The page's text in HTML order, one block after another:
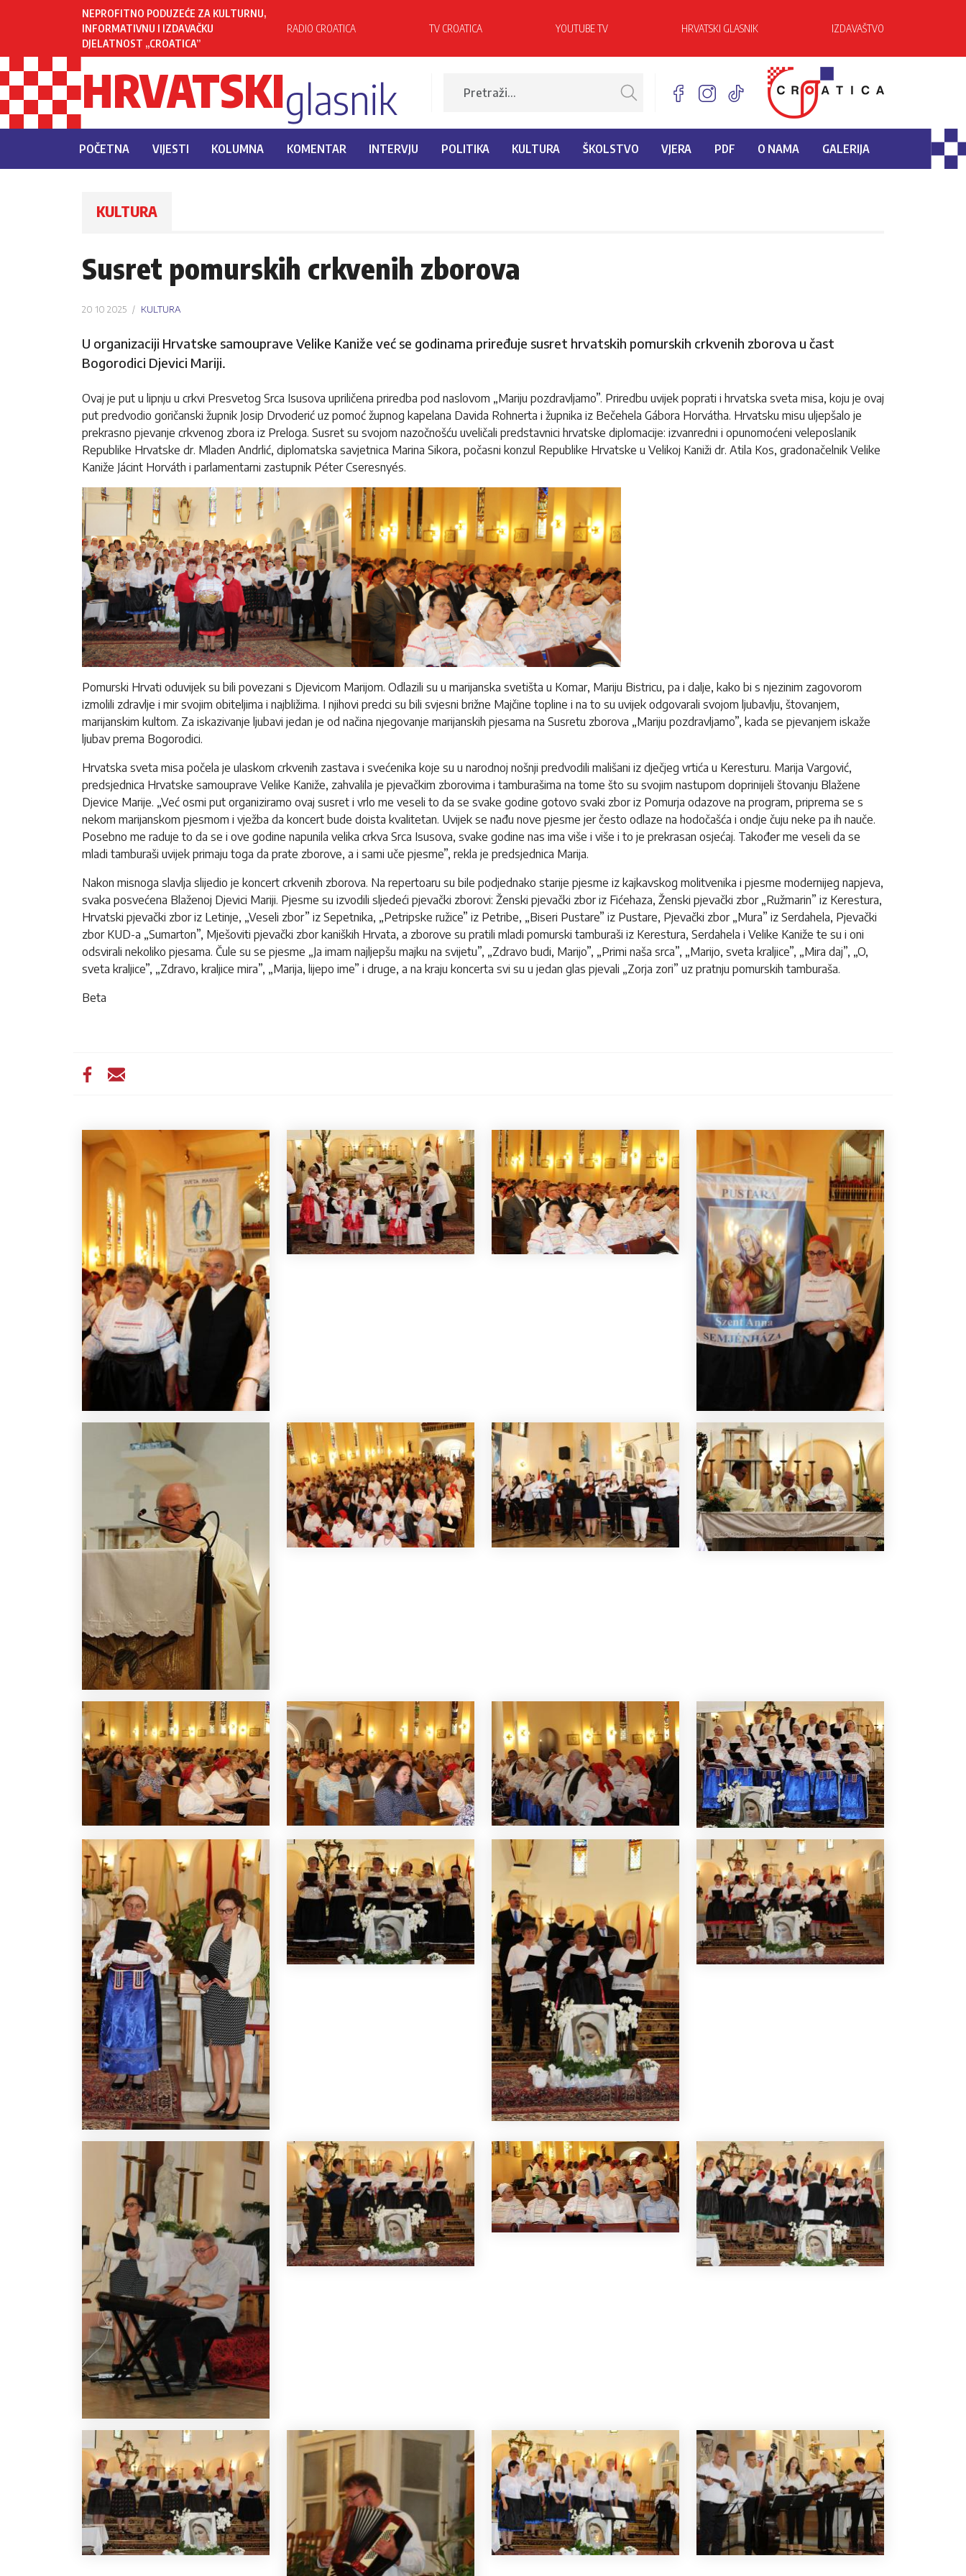
NEPROFITNO PODUZEĆE ZA KULTURNU,
INFORMATIVNU I IZDAVAČKU
DJELATNOST „CROATICA”
RADIO CROATICA TV CROATICA YOUTUBE TV HRVATSKI GLASNIK IZDAVAŠTVO
HRVATSKIglasnik
POČETNA VIJESTI KOLUMNA KOMENTAR INTERVJU POLITIKA KULTURA ŠKOLSTVO VJERA PDF O NAMA GALERIJA
KULTURA
Susret pomurskih crkvenih zborova
20 10 2025 KULTURA
U organizaciji Hrvatske samouprave Velike Kaniže već se godinama priređuje susret hrvatskih pomurskih crkvenih zborova u čast
Bogorodici Djevici Mariji.
Ovaj je put u lipnju u crkvi Presvetog Srca Isusova upriličena priredba pod naslovom „Mariju pozdravljamo”. Priredbu uvijek poprati i hrvatska sveta misa, koju je ovaj
put predvodio goričanski župnik Josip Drvoderić uz pomoć župnog kapelana Davida Rohnerta i župnika iz Bečehela Gábora Horvátha. Hrvatsku misu uljepšalo je
prekrasno pjevanje crkvenog zbora iz Preloga. Susret su svojom nazočnošću uveličali predstavnici hrvatske diplomacije: izvanredni i opunomoćeni veleposlanik
Republike Hrvatske dr. Mladen Andrlić, diplomatska savjetnica Marina Sikora, počasni konzul Republike Hrvatske u Velikoj Kaniži dr. Atila Kos, gradonačelnik Velike
Kaniže Jácint Horváth i parlamentarni zastupnik Péter Cseresnyés.
Pomurski Hrvati oduvijek su bili povezani s Djevicom Marijom. Odlazili su u marijanska svetišta u Komar, Mariju Bistricu, pa i dalje, kako bi s njezinim zagovorom
izmolili zdravlje i mir svojim obiteljima i najbližima. I njihovi predci su bili svjesni brižne Majčine topline i na to su uvijek odgovarali svojom ljubavlju, štovanjem,
marijanskim kultom. Za iskazivanje ljubavi jedan je od načina njegovanje marijanskih pjesama na Susretu zborova „Mariju pozdravljamo”, kada se pjevanjem iskaže
ljubav prema Bogorodici.
Hrvatska sveta misa počela je ulaskom crkvenih zastava i svećenika koje su u narodnoj nošnji predvodili mališani iz dječjeg vrtića u Keresturu. Marija Vargović,
predsjednica Hrvatske samouprave Velike Kaniže, zahvalila je pjevačkim zborovima i tamburašima na tome što su svojim nastupom doprinijeli štovanju Blažene
Djevice Marije. „Već osmi put organiziramo ovaj susret i vrlo me veseli to da se svake godine gotovo svaki zbor iz Pomurja odazove na program, priprema se s
nekom marijanskom pjesmom i vježba da koncert bude doista kvalitetan. Uvijek se nađu nove pjesme jer često odlaze na hodočašća i ondje čuju neke pa ih nauče.
Posebno me raduje to da se i ove godine napunila velika crkva Srca Isusova, svake godine nas ima više i više i to je prekrasan osjećaj. Također me veseli da se
mladi tamburaši uvijek primaju toga da prate zborove, a i sami uče pjesme”, rekla je predsjednica Marija.
Nakon misnoga slavlja slijedio je koncert crkvenih zborova. Na repertoaru su bile podjednako starije pjesme iz kajkavskog molitvenika i pjesme modernijeg napjeva,
svaka posvećena Blaženoj Djevici Mariji. Pjesme su izvodili sljedeći pjevački zborovi: Ženski pjevački zbor iz Fićehaza, Ženski pjevački zbor „Ružmarin” iz Kerestura,
Hrvatski pjevački zbor iz Letinje, „Veseli zbor” iz Sepetnika, „Petripske ružice” iz Petribe, „Biseri Pustare” iz Pustare, Pjevački zbor „Mura” iz Serdahela, Pjevački
zbor KUD-a „Sumarton”, Mješoviti pjevački zbor kaniških Hrvata, a zborove su pratili mladi pomurski tamburaši iz Kerestura, Serdahela i Velike Kaniže te su i oni
odsvirali nekoliko pjesama. Čule su se pjesme „Ja imam najljepšu majku na svijetu”, „Zdravo budi, Marijo”, „Primi naša srca”, „Marijo, sveta kraljice”, „Mira daj”, „O,
sveta kraljice”, „Zdravo, kraljice mira”, „Marija, lijepo ime” i druge, a na kraju koncerta svi su u jedan glas pjevali „Zorja zori” uz pratnju pomurskih tamburaša.
Beta